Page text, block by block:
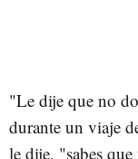
"Le dije que no
durante un viaje
le dije, "sabes